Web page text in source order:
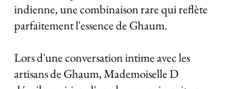
indienne, une combinaison rare qui reflète
parfaitement l'essence de Ghaum.
Lors d'une conversation intime avec les
artisans de Ghaum, Mademoiselle D